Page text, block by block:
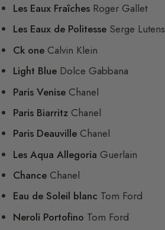
Les Eaux Fraîches Roger Gallet
Les Eaux de Politesse Serge Lutens
Ck one Calvin Klein
Light Blue Dolce Gabbana
Paris Venise Chanel
Paris Biarritz Chanel
Paris Deauville Chanel
Les Aqua Allegoria Guerlain
Chance Chanel
Eau de Soleil blanc Tom Ford
Neroli Portofino Tom Ford